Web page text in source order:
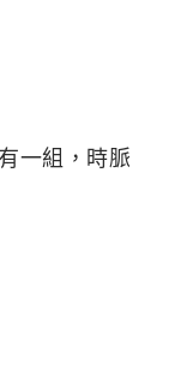
一組，時脈